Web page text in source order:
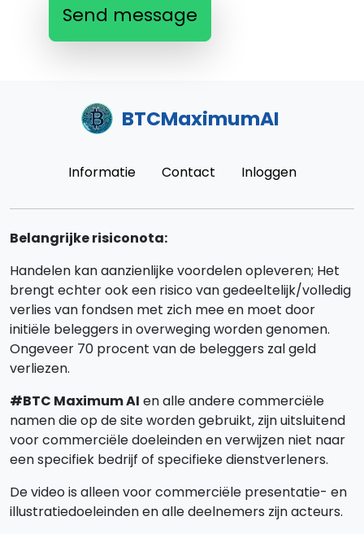
Send message
BTCMaximumAI
Informatie Contact Inloggen
Belangrijke risiconota:
Handelen kan aanzienlijke voordelen opleveren; Het
brengt echter ook een risico van gedeeltelijk/volledig
verlies van fondsen met zich mee en moet door
initiële beleggers in overweging worden genomen.
Ongeveer 70 procent van de beleggers zal geld
verliezen.
#BTC Maximum AI en alle andere commerciële
namen die op de site worden gebruikt, zijn uitsluitend
voor commerciële doeleinden en verwijzen niet naar
een specifiek bedrijf of specifieke dienstverleners.
De video is alleen voor commerciële presentatie- en
illustratiedoeleinden en alle deelnemers zijn acteurs.